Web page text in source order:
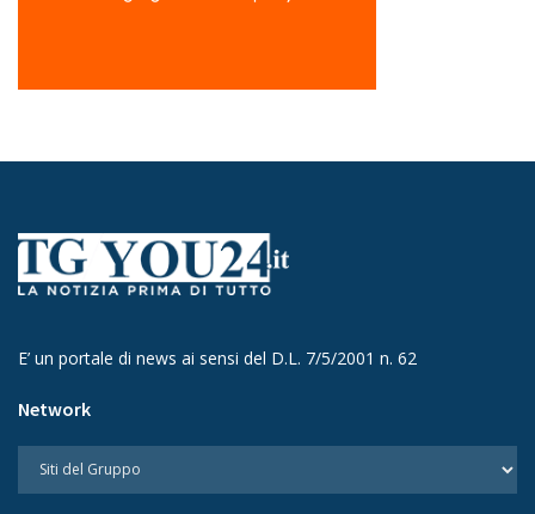
E’ un portale di news ai sensi del D.L. 7/5/2001 n. 62
Network